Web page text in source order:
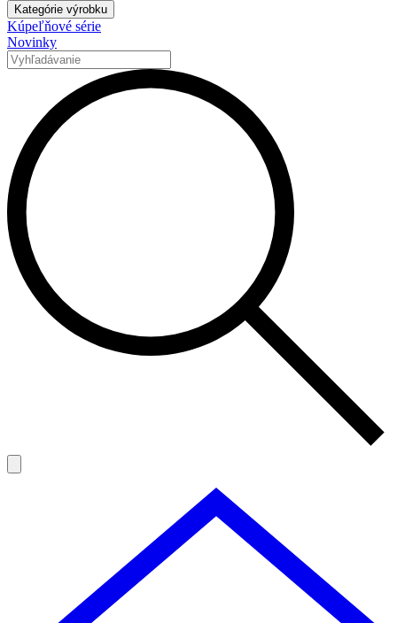
Kategórie výrobku
Kúpeľňové série
Novinky